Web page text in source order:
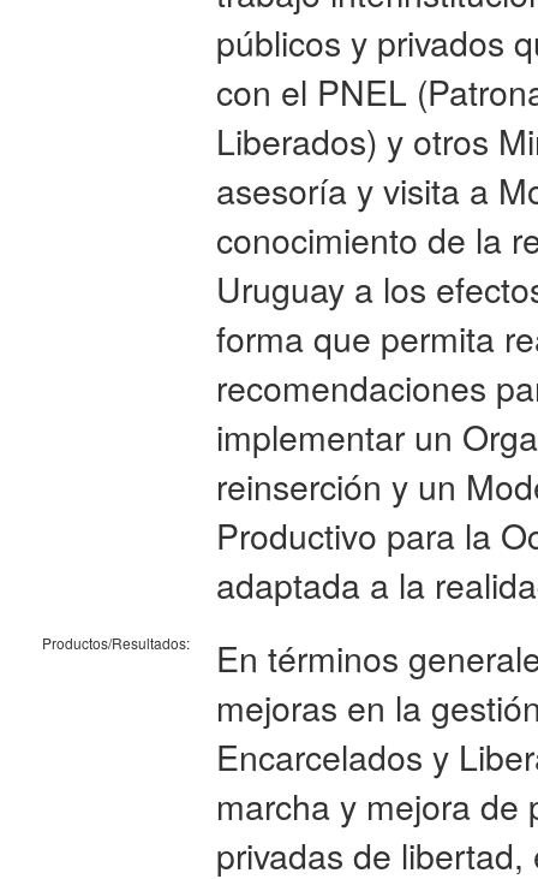
públicos y privados
con el PNEL
Liberados) y otros
asesoría y visita a
conocimiento de la
Uruguay a los
forma que permita
recomendaciones
implementar un
reinserción y un
Productivo para la
adaptada a la
Productos/Resultados:
En términos
mejoras en la
Encarcelados y
marcha y mejora de
privadas de